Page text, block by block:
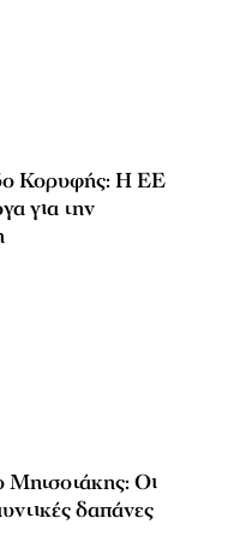
Κορυφής: Η ΕΕ
για την
Οι
δαπάνες